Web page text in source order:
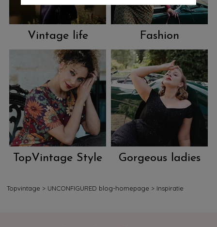
Vintage life Fashion
TopVintage Style Gorgeous ladies
Topvintage > UNCONFIGURED blog-homepage > Inspiratie